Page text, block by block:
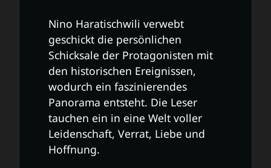
Nino Haratischwili verwebt
geschickt die persönlichen
Schicksale der Protagonisten mit
den historischen Ereignissen,
wodurch ein faszinierendes
Panorama entsteht. Die Leser
tauchen ein in eine Welt voller
Leidenschaft, Verrat, Liebe und
Hoffnung.